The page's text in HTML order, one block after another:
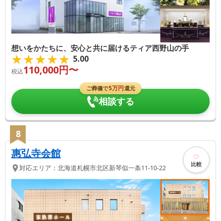
想いをかたちに、安心と共に届けるティア西野山の手
★★★★★
★★★★★ 5.00
税込110,000円〜
ご葬儀で5万円還元
相談する
8
惠弘寺会館
対応エリア： 北海道札幌市北区新琴似一条11-10-22 比較